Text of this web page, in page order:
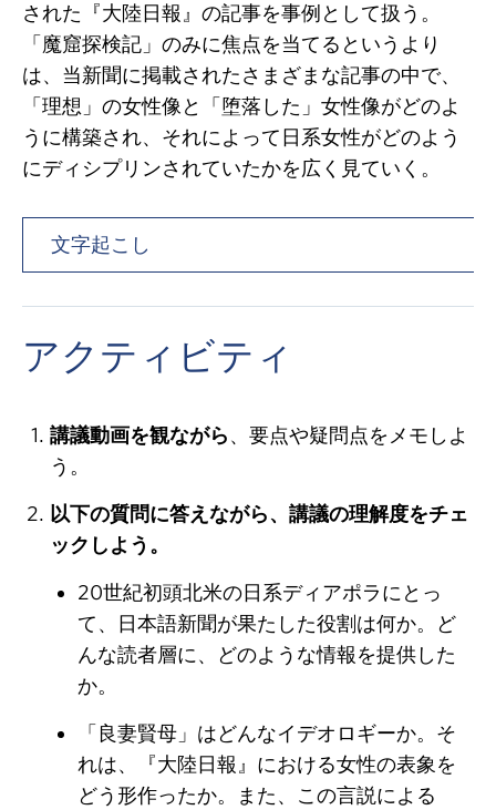
された『大陸日報』の記事を事例として扱う。
「魔窟探検記」のみに焦点を当てるというより
は、当新聞に掲載されたさまざまな記事の中で、
「理想」の女性像と「堕落した」女性像がどのよ
うに構築され、それによって日系女性がどのよう
にディシプリンされていたかを広く見ていく。
文字起こし
アクティビティ
講議動画を観ながら、要点や疑問点をメモしよ
う。
以下の質問に答えながら、講議の理解度をチェ
ックしよう。
20世紀初頭北米の日系ディアポラにとっ
て、日本語新聞が果たした役割は何か。ど
んな読者層に、どのような情報を提供した
か。
「良妻賢母」はどんなイデオロギーか。そ
れは、『大陸日報』における女性の表象を
どう形作ったか。また、この言説による